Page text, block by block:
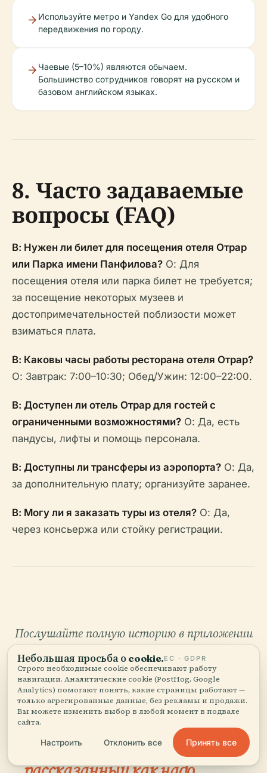
Используйте метро и Yandex Go для удобного
передвижения по городу.
Чаевые (5–10%) являются обычаем.
Большинство сотрудников говорят на русском и
базовом английском языках.
8. Часто задаваемые
вопросы (FAQ)
В: Нужен ли билет для посещения отеля Отрар
или Парка имени Панфилова? О: Для
посещения отеля или парка билет не требуется;
за посещение некоторых музеев и
достопримечательностей поблизости может
взиматься плата.
В: Каковы часы работы ресторана отеля Отрар?
О: Завтрак: 7:00–10:30; Обед/Ужин: 12:00–22:00.
В: Доступен ли отель Отрар для гостей с
ограниченными возможностями? О: Да, есть
пандусы, лифты и помощь персонала.
В: Доступны ли трансферы из аэропорта? О: Да,
за дополнительную плату; организуйте заранее.
В: Могу ли я заказать туры из отеля? О: Да,
через консьержа или стойку регистрации.
Послушайте полную историю в приложении
Весь Отрар,
Небольшая просьба о cookie.ЕС · GDPR
Строго необходимые cookie обеспечивают работу
навигации. Аналитические cookie (PostHog, Google
Analytics) помогают понять, какие страницы работают —
только агрегированные данные, без рекламы и продажи.
Вы можете изменить выбор в любой момент в подвале
сайта.
Настроить Отклонить все Принять все